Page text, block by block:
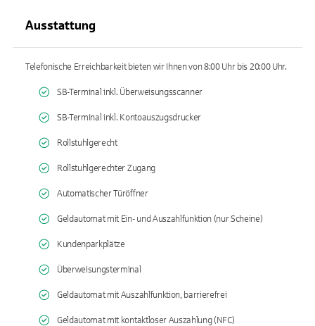
Ausstattung
Telefonische Erreichbarkeit bieten wir Ihnen von 8:00 Uhr bis 20:00 Uhr.
SB-Terminal inkl. Überweisungsscanner
SB-Terminal inkl. Kontoauszugsdrucker
Rollstuhlgerecht
Rollstuhlgerechter Zugang
Automatischer Türöffner
Geldautomat mit Ein- und Auszahlfunktion (nur Scheine)
Kundenparkplätze
Überweisungsterminal
Geldautomat mit Auszahlfunktion, barrierefrei
Geldautomat mit kontaktloser Auszahlung (NFC)